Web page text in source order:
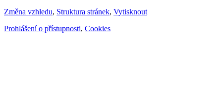
Změna vzhledu, Struktura stránek, Vytisknout
Prohlášení o přístupnosti, Cookies